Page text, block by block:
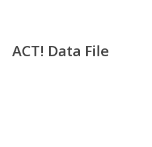
ACT! Data File